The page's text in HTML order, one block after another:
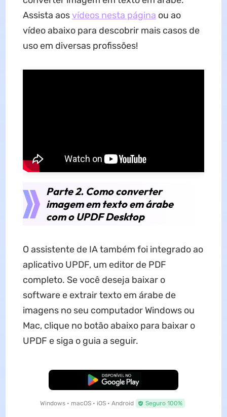
Assista aosvídeos nesta página ou ao
vídeo abaixo para descobrir mais casos de
uso em diversas profissões!
Parte 2. Como converter
imagem em texto em árabe
com o UPDF Desktop
O assistente de IA também foi integrado ao
aplicativo UPDF, um editor de PDF
completo. Se você deseja baixar o
software e extrair texto em árabe de
imagens no seu computador Windows ou
Mac, clique no botão abaixo para baixar o
UPDF e siga o guia a seguir.
Baixar Grátis
Windows • macOS • iOS • Android Seguro 100%